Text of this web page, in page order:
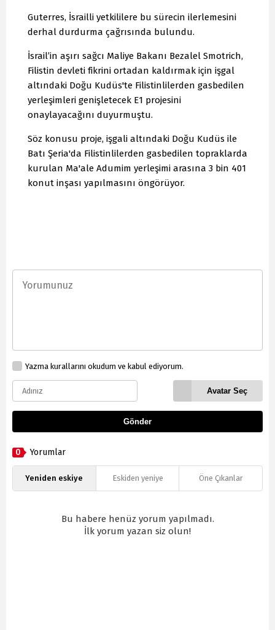
Guterres, İsrailli yetkililere bu sürecin ilerlemesini
derhal durdurma çağrısında bulundu.
İsrail’in aşırı sağcı Maliye Bakanı Bezalel Smotrich,
Filistin devleti fikrini ortadan kaldırmak için işgal
altındaki Doğu Kudüs'te Filistinlilerden gasbedilen
yerleşimleri genişletecek E1 projesini
onaylayacağını duyurmuştu.
Söz konusu proje, işgali altındaki Doğu Kudüs ile
Batı Şeria'da Filistinlilerden gasbedilen topraklarda
kurulan Ma'ale Adumim yerleşimi arasına 3 bin 401
konut inşası yapılmasını öngörüyor.
Yazma kurallarını okudum ve kabul ediyorum.
Avatar Seç
Gönder
0 Yorumlar
Yeniden eskiye Eskiden yeniye Öne Çıkanlar
Bu habere henüz yorum yapılmadı.
İlk yorum yazan siz olun!